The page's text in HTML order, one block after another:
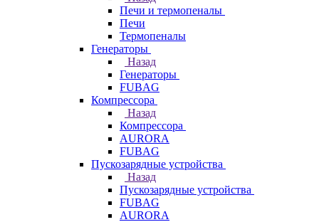
Печи и термопеналы
Печи
Термопеналы
Генераторы
Назад
Генераторы
FUBAG
Компрессора
Назад
Компрессора
AURORA
FUBAG
Пускозарядные устройства
Назад
Пускозарядные устройства
FUBAG
AURORA